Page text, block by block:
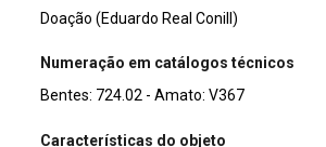
Doação (Eduardo Real Conill)
Numeração em catálogos técnicos
Bentes: 724.02 - Amato: V367
Características do objeto